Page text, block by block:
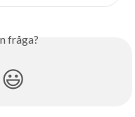
fråga?
😃